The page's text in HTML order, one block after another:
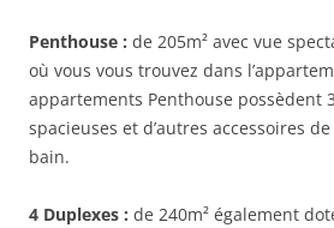
Penthouse : de 205m² avec vue
où vous vous trouvez dans
appartements Penthouse possèdent
spacieuses et d’autres accessoires
bain.
4 Duplexes : de 240m² également